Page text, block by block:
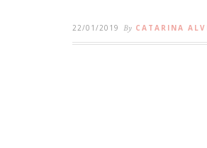
22/01/2019 By CATARINA